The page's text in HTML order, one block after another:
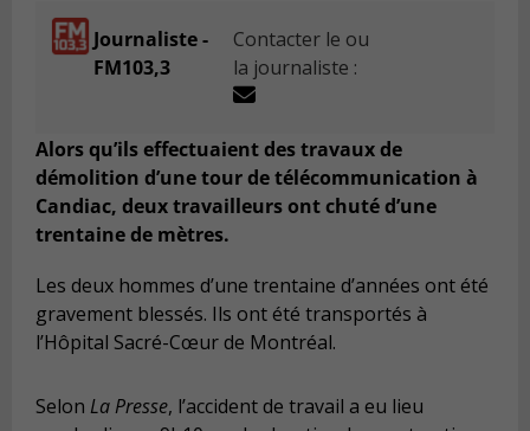
Journaliste -
FM103,3
Contacter le ou
la journaliste :
Alors qu’ils effectuaient des travaux de
démolition d’une tour de télécommunication à
Candiac, deux travailleurs ont chuté d’une
trentaine de mètres.
Les deux hommes d’une trentaine d’années ont été
gravement blessés. Ils ont été transportés à
l’Hôpital Sacré-Cœur de Montréal.
Selon La Presse, l’accident de travail a eu lieu